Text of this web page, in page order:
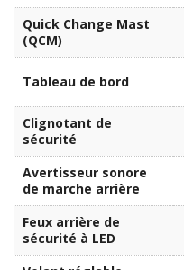
Quick Change Mast
(QCM)
Tableau de bord
Clignotant de
sécurité
Avertisseur sonore
de marche arrière
Feux arrière de
sécurité à LED